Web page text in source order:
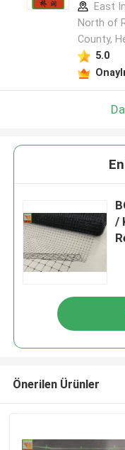
East
North of
County,
5.0
/
Önerilen Ürünler